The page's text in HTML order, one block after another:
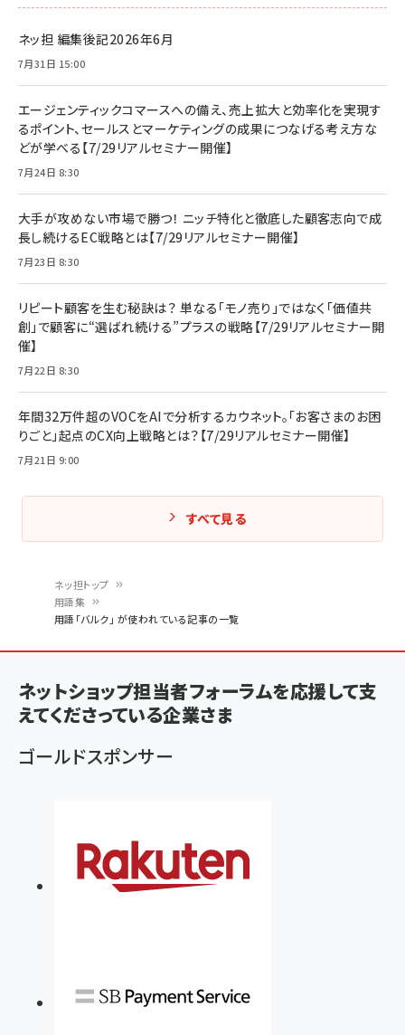
ン
く
ず
ネッ担トップ
用語集
用語「バルク」 が使われている記事の一覧
ネッ担 編集後記2026年6月
7月31日 15:00
エージェンティックコマースへの備え、売上拡大と効率化を実現す
るポイント、セールスとマーケティングの成果につなげる考え方な
どが学べる【7/29リアルセミナー開催】
7月24日 8:30
大手が攻めない市場で勝つ！ ニッチ特化と徹底した顧客志向で成
長し続けるEC戦略とは【7/29リアルセミナー開催】
7月23日 8:30
リピート顧客を生む秘訣は？ 単なる「モノ売り」ではなく「価値共
創」で顧客に“選ばれ続ける”プラスの戦略【7/29リアルセミナー開
催】
7月22日 8:30
年間32万件超のVOCをAIで分析するカウネット。「お客さまのお困
りごと」起点のCX向上戦略とは？【7/29リアルセミナー開催】
7月21日 9:00
すべて見る
ネットショップ担当者フォーラムを応援して支
えてくださっている企業さま
ゴールドスポンサー